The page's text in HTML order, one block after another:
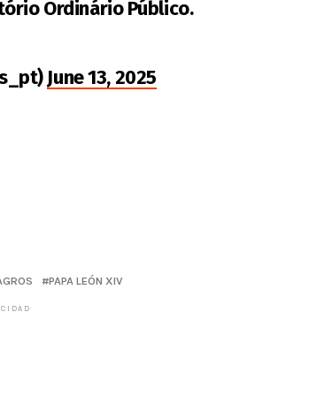
Ordinário Público.
June 13, 2025
PAPA LEÓN XIV